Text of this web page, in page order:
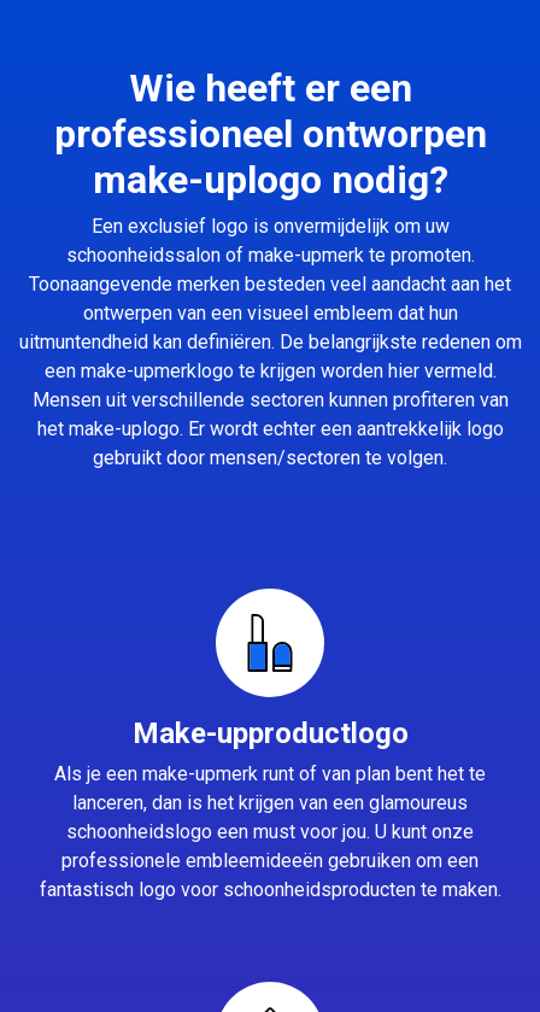
Wie heeft er een
professioneel ontworpen
make-uplogo nodig?
Een exclusief logo is onvermijdelijk om uw
schoonheidssalon of make-upmerk te promoten.
Toonaangevende merken besteden veel aandacht aan het
ontwerpen van een visueel embleem dat hun
uitmuntendheid kan definiëren. De belangrijkste redenen om
een make-upmerklogo te krijgen worden hier vermeld.
Mensen uit verschillende sectoren kunnen profiteren van
het make-uplogo. Er wordt echter een aantrekkelijk logo
gebruikt door mensen/sectoren te volgen.
Make-upproductlogo
Als je een make-upmerk runt of van plan bent het te
lanceren, dan is het krijgen van een glamoureus
schoonheidslogo een must voor jou. U kunt onze
professionele embleemideeën gebruiken om een
fantastisch logo voor schoonheidsproducten te maken.